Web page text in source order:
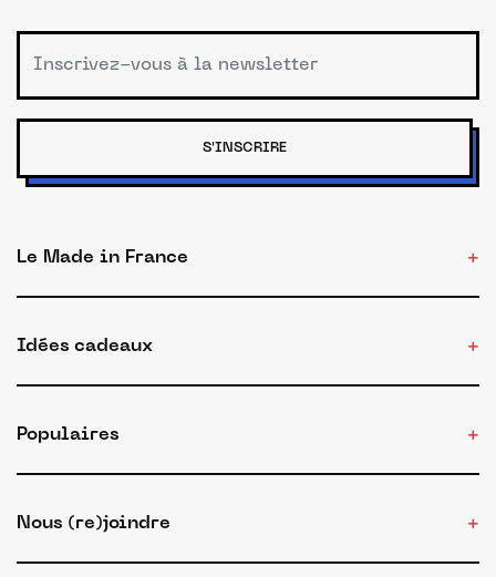
S'INSCRIRE
Le Made in France
Idées cadeaux
Populaires
Nous (re)joindre